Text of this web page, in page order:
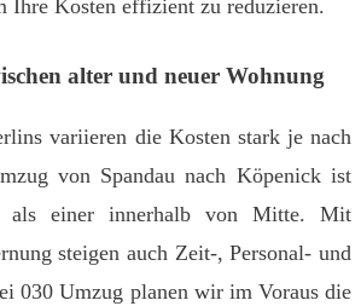
Ihre Kosten effizient zu reduzieren.
alter und neuer Wohnung
variieren die Kosten stark je nach
von Spandau nach Köpenick ist
als einer innerhalb von Mitte. Mit
steigen auch Zeit-, Personal- und
030 Umzug planen wir im Voraus die